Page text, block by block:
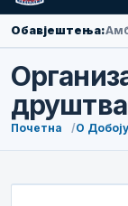
Обавјештења:
друштва
Почетна О Добоју